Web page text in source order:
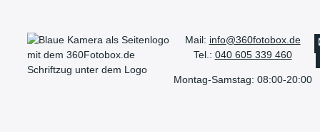
Mail: info@360fotobox.de
Tel.: 040 605 339 460
Montag-Samstag: 08:00-20:00